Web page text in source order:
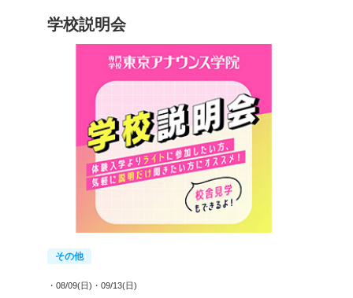
学校説明会
その他
・08/09(日) ・09/13(日)